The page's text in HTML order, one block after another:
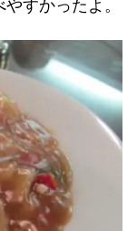
すかったよ。